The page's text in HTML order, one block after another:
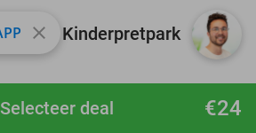
€24
Selecteer deal
39%
Kinderpretpark
star
close